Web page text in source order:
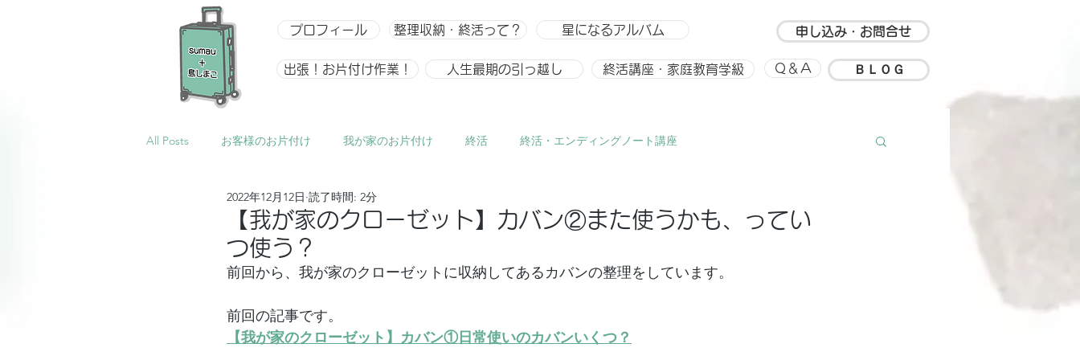
プロフィール 整理収納・終活って？ 星になるアルバム
出張！お片付け作業！ 人生最期の引っ越し 終活講座・家庭教育学級
申し込み・お問合せ
Ｑ＆Ａ ＢＬＯＧ
All Posts お客様のお片付け 我が家のお片付け 終活 終活・エンディングノート講座
整理収納アドバイザー向け講座 ひとりごと、趣味
星になるアルバム
【我が家のクローゼット】カバン②また使うかも、ってい
つ使う？
2022年12月12日 読了時間: 2分
前回から、我が家のクローゼットに収納してあるカバンの整理をしています。
前回の記事です。
【我が家のクローゼット】カバン①日常使いのカバンいくつ？